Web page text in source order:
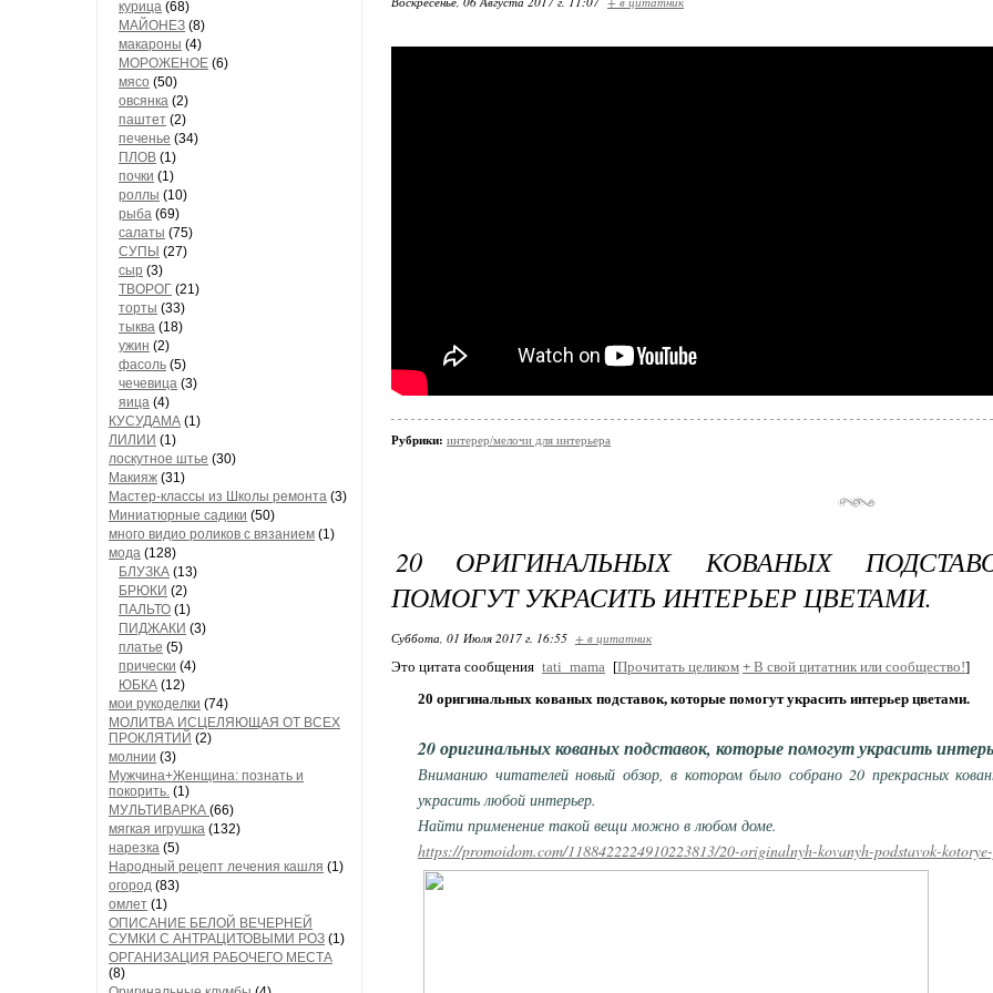
курица (68)
МАЙОНЕЗ (8)
макароны (4)
МОРОЖЕНОЕ (6)
мясо (50)
овсянка (2)
паштет (2)
печенье (34)
ПЛОВ (1)
почки (1)
роллы (10)
рыба (69)
салаты (75)
СУПЫ (27)
сыр (3)
ТВОРОГ (21)
торты (33)
тыква (18)
ужин (2)
фасоль (5)
чечевица (3)
яица (4)
КУСУДАМА (1)
ЛИЛИИ (1)
лоскутное штье (30)
Макияж (31)
Мастер-классы из Школы ремонта (3)
Миниатюрные садики (50)
много видио роликов с вязанием (1)
мода (128)
БЛУЗКА (13)
БРЮКИ (2)
ПАЛЬТО (1)
ПИДЖАКИ (3)
платье (5)
прически (4)
ЮБКА (12)
мои рукоделки (74)
МОЛИТВА ИСЦЕЛЯЮЩАЯ ОТ ВСЕХ
ПРОКЛЯТИЙ (2)
молнии (3)
Мужчина+Женщина: познать и
покорить. (1)
МУЛЬТИВАРКА (66)
мягкая игрушка (132)
нарезка (5)
Народный рецепт лечения кашля (1)
огород (83)
омлет (1)
ОПИСАНИЕ БЕЛОЙ ВЕЧЕРНЕЙ
СУМКИ С АНТРАЦИТОВЫМИ РОЗ (1)
ОРГАНИЗАЦИЯ РАБОЧЕГО МЕСТА
(8)
Рубрики: интерер/мелочи для интерьера
20 ОРИГИНАЛЬНЫХ КОВАНЫХ
ПОМОГУТ УКРАСИТЬ ИНТЕРЬЕР ЦВЕТАМИ.
Суббота, 01 Июля 2017 г. 16:55 + в цитатник
Это цитата сообщения tati_mama [Прочитать целиком + В свой цитатник или сообщество!]
20 оригинальных кованых подставок, которые помогут украсить интерьер цветами.
20 оригинальных кованых подставок, которые помогут украсить
Вниманию читателей новый обзор, в котором было собрано 20 прекрасных
украсить любой интерьер.
Найти применение такой вещи можно в любом доме.
https://promoidom.com/1188422224910223813/20-originalnyh-kovanyh-podstavok-